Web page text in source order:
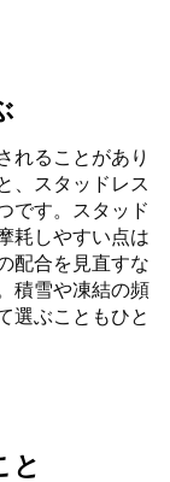
れることがあり
、スタッドレス
です。スタッド
耗しやすい点は
配合を見直すな
積雪や凍結の頻
選ぶこともひと
と